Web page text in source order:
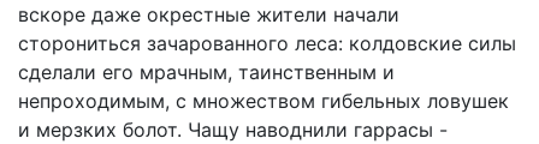
вскоре даже окрестные жители начали
сторониться зачарованного леса: колдовские силы
сделали его мрачным, таинственным и
непроходимым, с множеством гибельных ловушек
и мерзких болот. Чащу наводнили гаррасы -